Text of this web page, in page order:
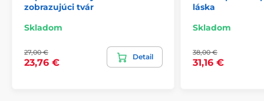
2) Fototapety s úpravou motívu podľa rozmeru
Pri tapetách s výškou 270 cm sa motív prispôsobuje
veľkosti, čo môže viesť k jeho miernemu orezaniu. Po
zobrazujúci tvár
Skladom
27,00 €
23,76 €
Detail
láska
Skladom
38,00 €
31,16 €